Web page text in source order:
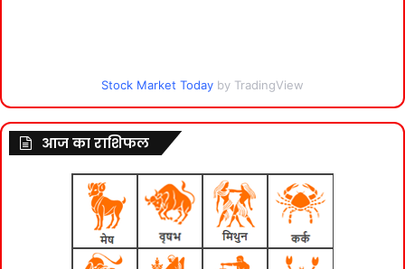
Stock Market Today by TradingView
आज का राशिफल